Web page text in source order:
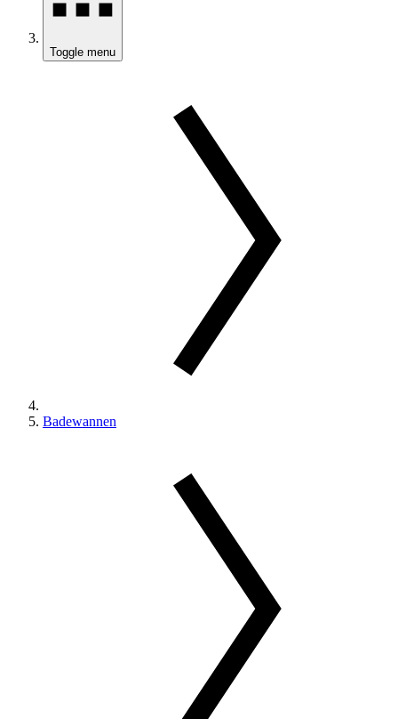
Toggle menu
Badewannen